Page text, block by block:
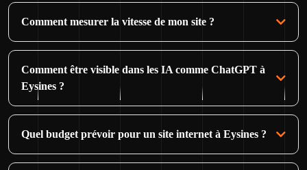
Comment mesurer la vitesse de mon site ?
Comment être visible dans les IA comme ChatGPT à
Eysines ?
Quel budget prévoir pour un site internet à Eysines ?